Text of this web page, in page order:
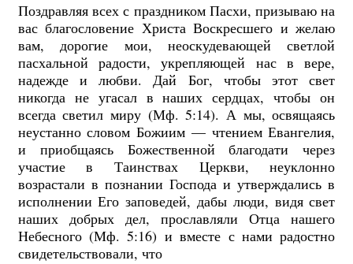
Поздравляя всех с праздником Пасхи, призываю на
вас благословение Христа Воскресшего и желаю
вам, дорогие мои, неоскудевающей светлой
пасхальной радости, укрепляющей нас в вере,
надежде и любви. Дай Бог, чтобы этот свет
никогда не угасал в наших сердцах, чтобы он
всегда светил миру (Мф. 5:14). А мы, освящаясь
неустанно словом Божиим — чтением Евангелия,
и приобщаясь Божественной благодати через
участие в Таинствах Церкви, неуклонно
возрастали в познании Господа и утверждались в
исполнении Его заповедей, дабы люди, видя свет
наших добрых дел, прославляли Отца нашего
Небесного (Мф. 5:16) и вместе с нами радостно
свидетельствовали, что